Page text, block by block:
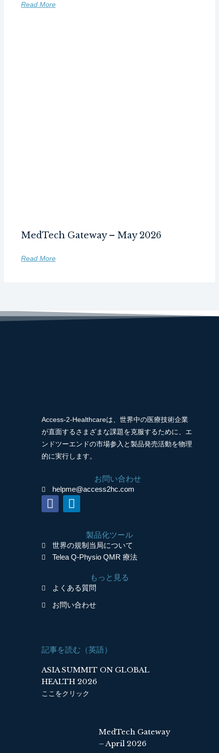
Read More
MedTech Gateway – May 2026
Read More
Access-2-Healthcareは、世界中の医療技術企業
が直面するさまざまな課題を克服するために、エ
ンドツーエンドの市場参入と製品発売活動を物理
的に実行します。
お問い合わせ
helpme@access2hc.com
F
a
b
o
k
L
i
e
d
n
製品化ツール
世界の規制当局について
Telea Q-Physio QMR 療法
もっと見る
よくある質問
お問い合わせ
記事を読む（英語）
ASIA SUMMIT ON GLOBAL
HEALTH 2026
ここをクリック
MedTech Gateway
– April 2026